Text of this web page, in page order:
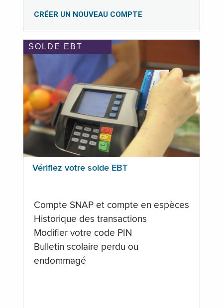
CRÉER UN NOUVEAU COMPTE
SOLDE EBT
Vérifiez votre solde EBT
Compte SNAP et compte en espèces
Historique des transactions
Modifier votre code PIN
Bulletin scolaire perdu ou
endommagé